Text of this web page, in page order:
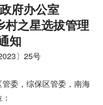
府办公室
村之星选拔管理
知
〕25号
委，综保区管委，南海